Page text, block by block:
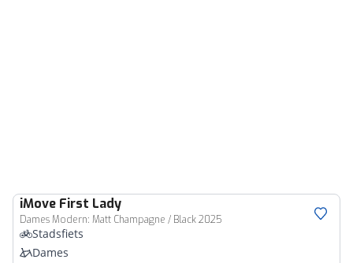
iMove First Lady
Dames Modern: Matt Champagne / Black 2025
Stadsfiets
Dames